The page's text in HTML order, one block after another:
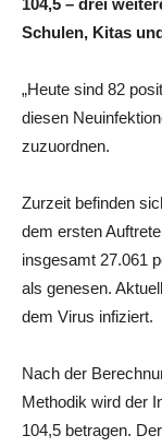
104,5 – drei
Schulen, Kitas
„Heute sind 82
diesen
zuzuordnen.
Zurzeit befinden
dem ersten
insgesamt 27.061
als genesen.
dem Virus infiziert.
Nach der
Methodik wird der
104,5 betragen.